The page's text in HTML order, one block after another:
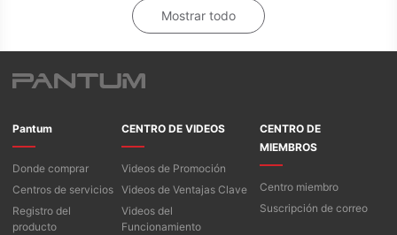
Mostrar todo
Pantum
Donde comprar
Centros de servicios
Registro del
producto
CENTRO DE VIDEOS
Videos de Promoción
Videos de Ventajas Clave
Videos del
Funcionamiento
CENTRO DE
MIEMBROS
Centro miembro
Suscripción de correo